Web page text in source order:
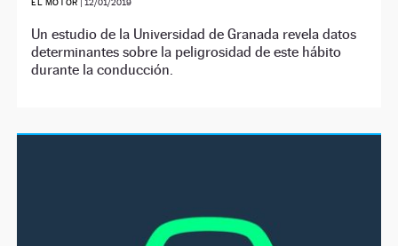
EL MOTOR 12/01/2019
Un estudio de la Universidad de Granada revela datos
determinantes sobre la peligrosidad de este hábito
durante la conducción.